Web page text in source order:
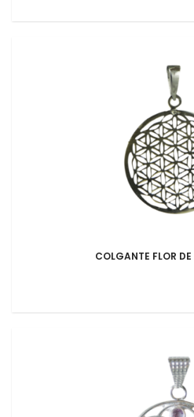
COLGANTE FLOR